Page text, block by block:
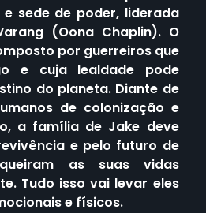
sede de poder, liderada
(Oona Chaplin). O
por guerreiros que
e cuja lealdade pode
do planeta. Diante de
de colonização e
a família de Jake deve
e pelo futuro de
as suas vidas
Tudo isso vai levar eles
e físicos.